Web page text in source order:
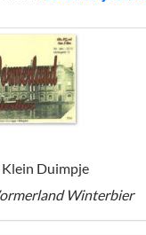
Duimpje
Winterbier